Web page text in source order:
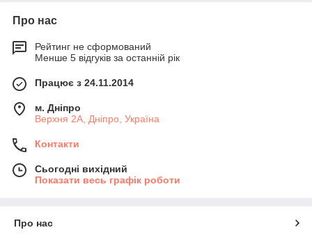
Про нас
Рейтинг не сформований
Менше 5 відгуків за останній рік
Працює з 24.11.2014
м. Дніпро
Верхня 2А, Дніпро, Україна
Контакти
Сьогодні вихідний
Показати весь графік роботи
Про нас